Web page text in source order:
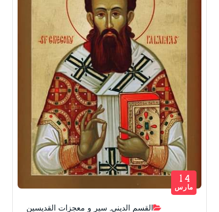
القسم الديني, سير و معجزات القديسين
14
مارس